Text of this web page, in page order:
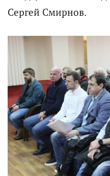
Сергей Смирнов.